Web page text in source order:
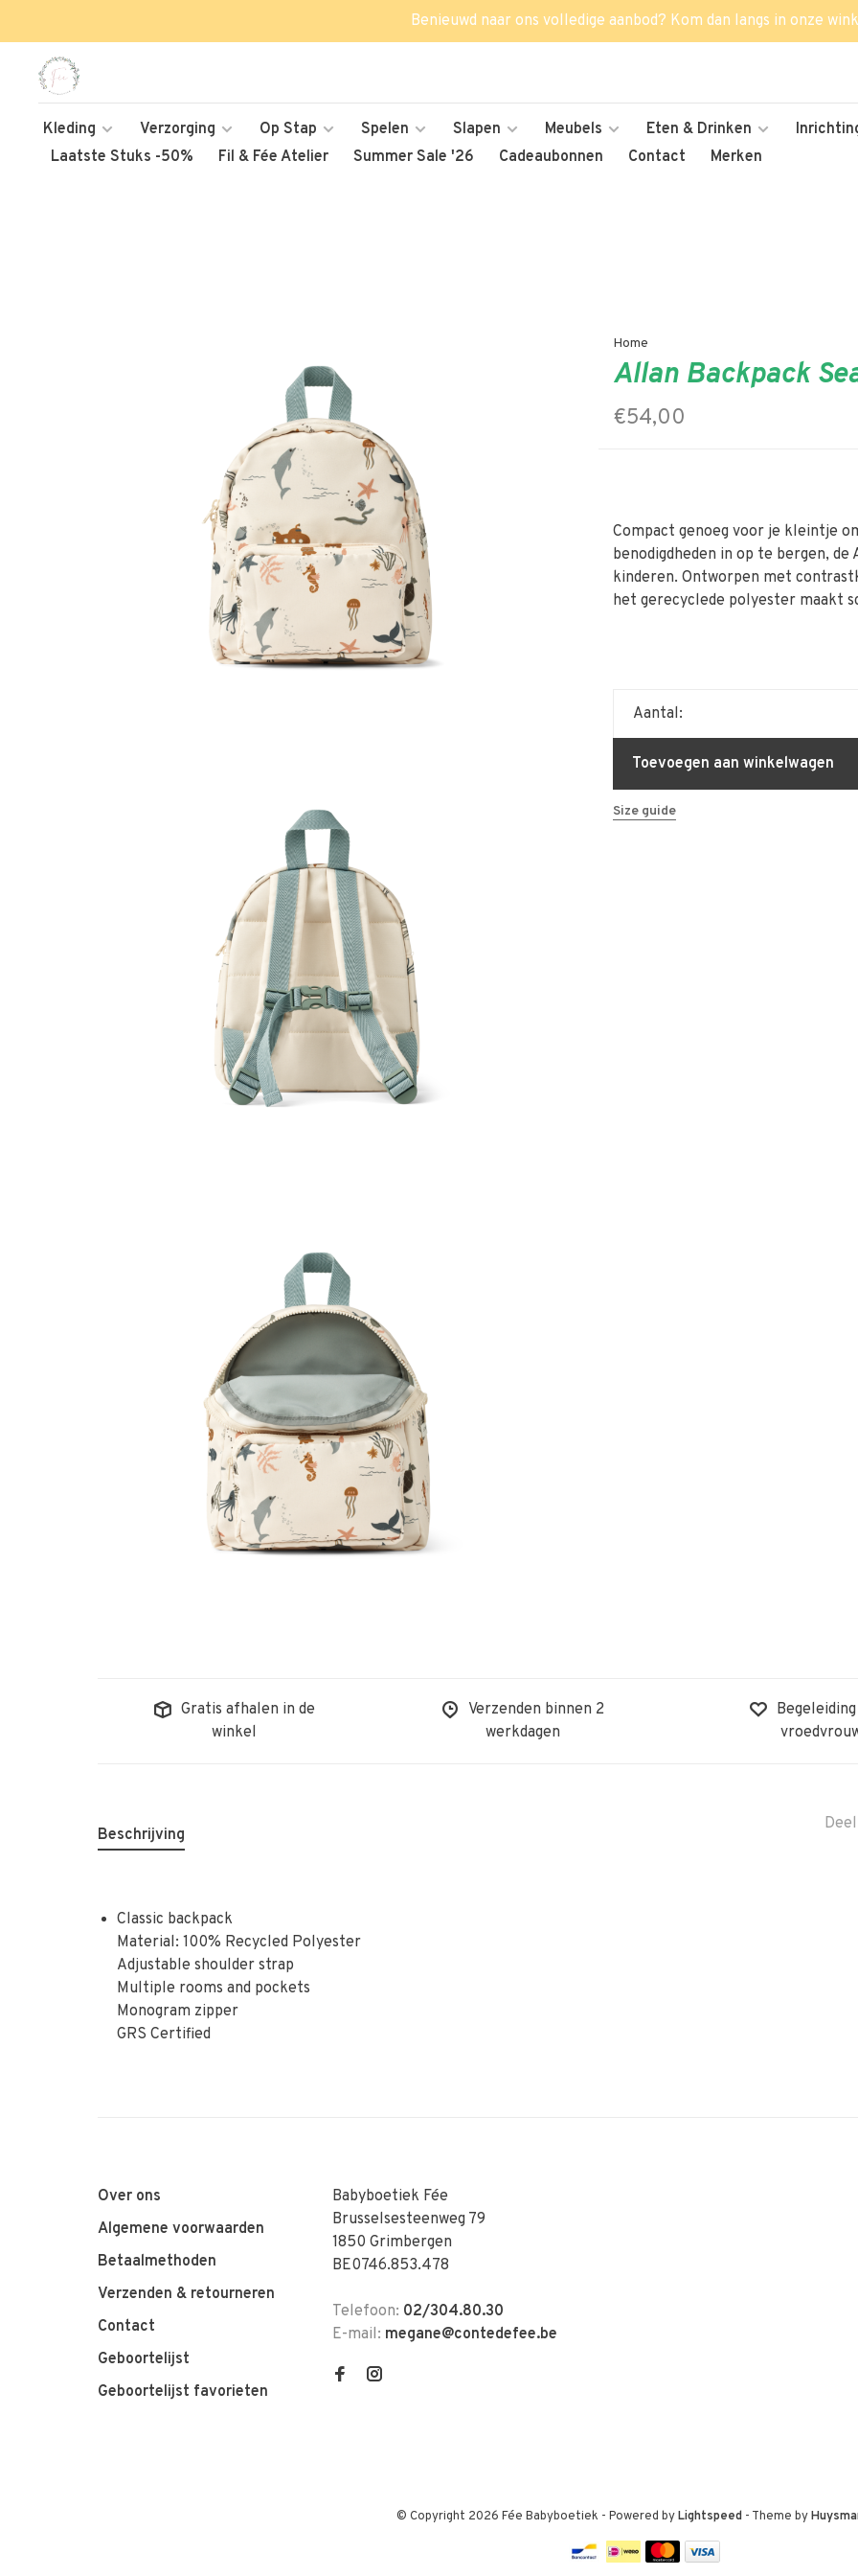
Benieuwd naar ons volledige aanbod? Kom dan langs in onze
Kleding Verzorging Op Stap Spelen Slapen Meubels Eten & Drinken
Laatste Stuks -50%
Fil & Fée Atelier Summer Sale '26 Cadeaubonnen Contact Merken
Home
Allan Backpack
€54,00
Compact genoeg voor je kleintje
benodigdheden in op te bergen,
kinderen. Ontworpen met
het gerecyclede polyester maakt
Aantal:
Toevoegen aan winkelwagen
Size guide
Gratis afhalen in de
winkel
Verzenden binnen 2
werkdagen
Beschrijving
Classic backpack
Material: 100% Recycled Polyester
Adjustable shoulder strap
Multiple rooms and pockets
Monogram zipper
GRS Certified
Over ons
Algemene voorwaarden
Betaalmethoden
Verzenden & retourneren
Contact
Geboortelijst
Geboortelijst favorieten
Babyboetiek Fée
Brusselsesteenweg 79
1850 Grimbergen
BE0746.853.478
Telefoon: 02/304.80.30
E-mail: megane@contedefee.be
© Copyright 2026 Fée Babyboetiek - Powered byLightspeed- Theme by